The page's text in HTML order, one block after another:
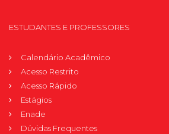
ESTUDANTES E PROFESSORES
Calendário Acadêmico
Acesso Restrito
Acesso Rápido
Estágios
Enade
Dúvidas Frequentes